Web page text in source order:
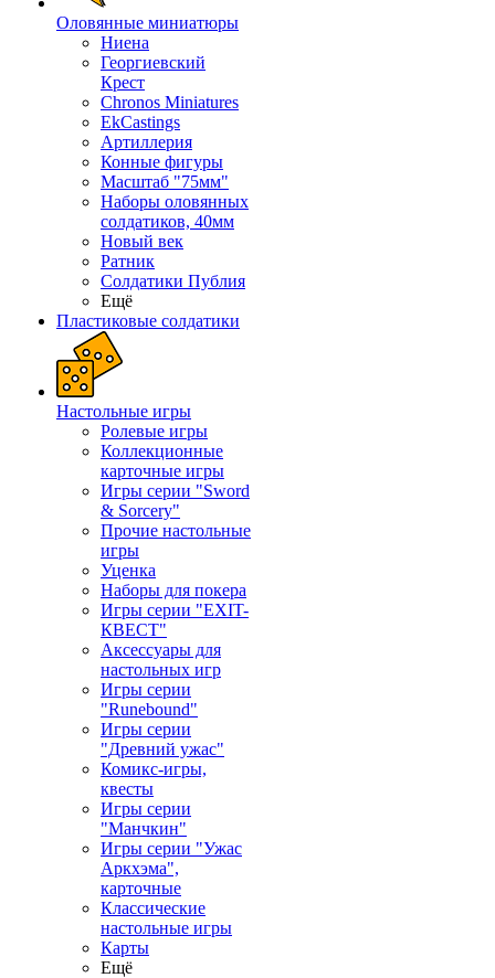
Оловянные миниатюры
Ниена
Георгиевский
Крест
Chronos Miniatures
EkCastings
Артиллерия
Конные фигуры
Масштаб "75мм"
Наборы оловянных
солдатиков, 40мм
Новый век
Ратник
Солдатики Публия
Ещё
Пластиковые солдатики
Настольные игры
Ролевые игры
Коллекционные
карточные игры
Игры серии "Sword
& Sorcery"
Прочие настольные
игры
Уценка
Наборы для покера
Игры серии "EXIT-
КВЕСТ"
Аксессуары для
настольных игр
Игры серии
"Runebound"
Игры серии
"Древний ужас"
Комикс-игры,
квесты
Игры серии
"Манчкин"
Игры серии "Ужас
Аркхэма",
карточные
Классические
настольные игры
Карты
Ещё